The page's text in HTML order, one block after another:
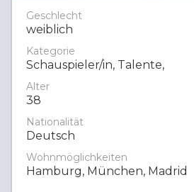
Geschlecht
weiblich
Kategorie
Schauspieler/in, Talente,
Alter
38
Nationalität
Deutsch
Wohnmöglichkeiten
Hamburg, München, Madrid